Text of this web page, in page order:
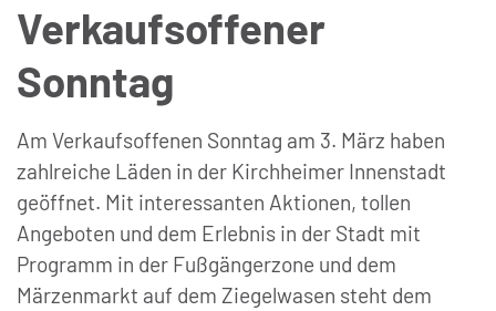
Verkaufsoffener
Sonntag
Am Verkaufsoffenen Sonntag am 3. März haben
zahlreiche Läden in der Kirchheimer Innenstadt
geöffnet. Mit interessanten Aktionen, tollen
Angeboten und dem Erlebnis in der Stadt mit
Programm in der Fußgängerzone und dem
Märzenmarkt auf dem Ziegelwasen steht dem